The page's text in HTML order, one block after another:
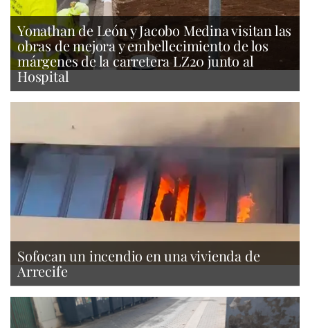
Yonathan de León y Jacobo Medina visitan las
obras de mejora y embellecimiento de los
márgenes de la carretera LZ20 junto al
Hospital
Sofocan un incendio en una vivienda de
Arrecife